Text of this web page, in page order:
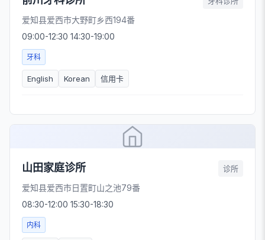
爱知县爱西市大野町乡西194番
09:00-12:30 14:30-19:00
牙科
English Korean 信用卡
山田家庭诊所 诊所
爱知县爱西市日置町山之池79番
08:30-12:00 15:30-18:30
内科